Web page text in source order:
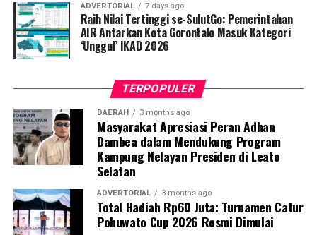
Selain sesi edukasi teknis, mahasiswa UNG turut
meluncurkanBuku Panduan Manajemen
Kegawatdaruratan Ibu Hamil pada Situasi Bencana
petunjuk praktis ini berfungsi sebagai pedoman standar
bagi kader dalam melakukan deteksi dini,
pendampingan, hingga skenario evakuasi ibu hamil
berisiko tinggi.
Dosen Pembimbing Lapangan (DPL) KKN Profesi
Kesehatan UNG menegaskan bahwa pemberdayaan
kader berbasis komunitas merupakan instrumen krusial
dalam mempercepat penurunan Angka Kematian Ibu
(AKI) dan Angka Kematian Anak (AKA).
ADVERTORIAL 7 days ago
Raih Nilai Tertinggi se-SulutGo: Pemerintahan
AIR Antarkan Kota Gorontalo Masuk Kategori
‘Unggul’ IKAD 2026
TERPOPULER
DAERAH 3 months ago
Masyarakat Apresiasi Peran Adhan
Dambea dalam Mendukung Program
Kampung Nelayan Presiden di Leato
Selatan
ADVERTORIAL 3 months ago
Total Hadiah Rp60 Juta: Turnamen Catur
Pohuwato Cup 2026 Resmi Dimulai